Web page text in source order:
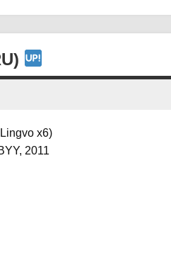
x6)
2011